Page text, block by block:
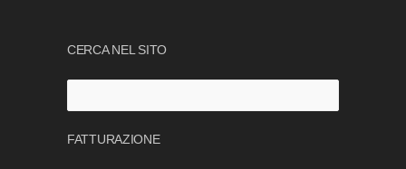
CERCA NEL SITO
per:
FATTURAZIONE